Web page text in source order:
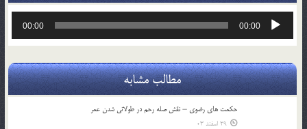
پخش‌کننده
00:00
00:00
مطالب مشابه
حکمت های رضوی – نقش صله رحم در طولانی شدن عمر
29 اسفند 03